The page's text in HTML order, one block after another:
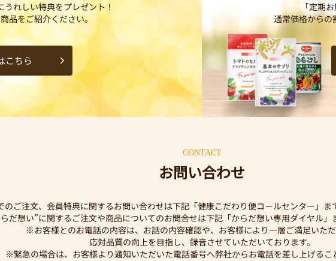
れしい特典をプレゼント！
品をご紹介ください。
こちら
「定期
通常価格からの
CONTACT
お問い合わせ
のご注文、会員特典に関するお問い合わせは下記「健康こだわり便コールセンター」
だ想い”に関するご注文や商品についてのお問合せは下記「からだ想い専用ダイヤル」
※お客様とのお電話の内容は、お話の内容確認や、お客様により一層ご満足いた
応対品質の向上を目指し、録音させていただいております。
※緊急の場合は、お客様より通知いただいた電話番号へ弊社からお電話を差し上げるこ